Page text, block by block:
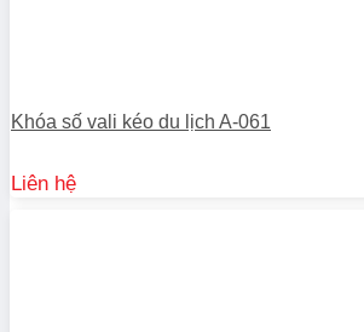
Khóa số vali kéo du lịch A-061
Liên hệ